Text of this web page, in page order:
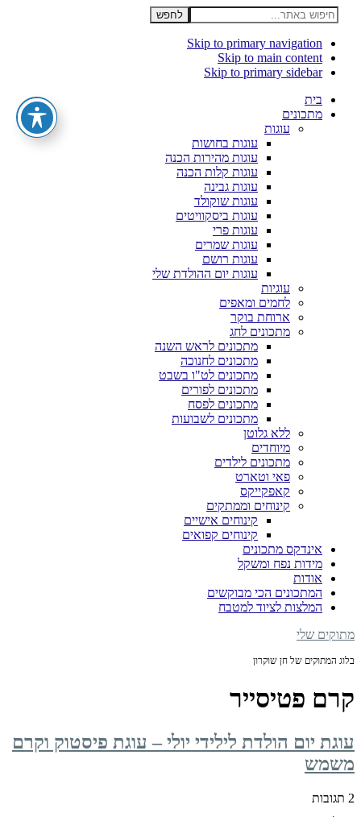
חיפוש
באתר...
Skip to primary navigation
Skip to main content
Skip to primary sidebar
בית
מתכונים
עוגות
עוגות בחושות
עוגות מהירות הכנה
עוגות קלות הכנה
עוגות גבינה
עוגות שוקולד
עוגות ביסקוויטים
עוגות פרי
עוגות שמרים
עוגות רושם
עוגות יום ההולדת שלי
עוגיות
לחמים ומאפים
ארוחת בוקר
מתכונים לחג
מתכונים לראש השנה
מתכונים לחנוכה
מתכונים לט"ו בשבט
מתכונים לפורים
מתכונים לפסח
מתכונים לשבועות
ללא גלוטן
מיוחדים
מתכונים לילדים
פאי וטארט
קאפקייקס
קינוחים וממתקים
קינוחים אישיים
קינוחים קפואים
אינדקס מתכונים
מידות נפח ומשקל
אודות
המתכונים הכי מבוקשים
המלצות לציוד למטבח
מתוקים שלי
בלוג המתוקים של חן שוקרון
קרם פטיסייר
עוגת יום הולדת לילידי יולי – עוגת פיסטוק וקרם
משמש
2 תגובות